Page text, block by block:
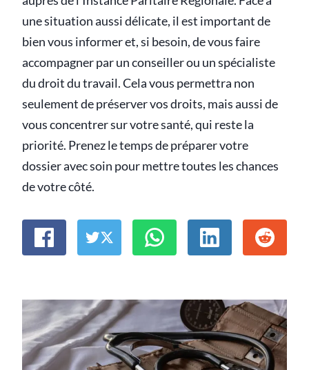
une situation aussi délicate, il est important de
bien vous informer et, si besoin, de vous faire
accompagner par un conseiller ou un spécialiste
du droit du travail. Cela vous permettra non
seulement de préserver vos droits, mais aussi de
vous concentrer sur votre santé, qui reste la
priorité. Prenez le temps de préparer votre
dossier avec soin pour mettre toutes les chances
de votre côté.